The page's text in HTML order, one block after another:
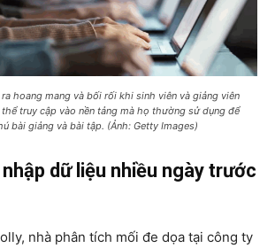
hoang mang và bối rối khi sinh viên và giảng viên
truy cập vào nền tảng mà họ thường sử dụng để
bài giảng và bài tập. (Ảnh: Getty Images)
dữ liệu nhiều ngày trước
nhà phân tích mối đe dọa tại công ty